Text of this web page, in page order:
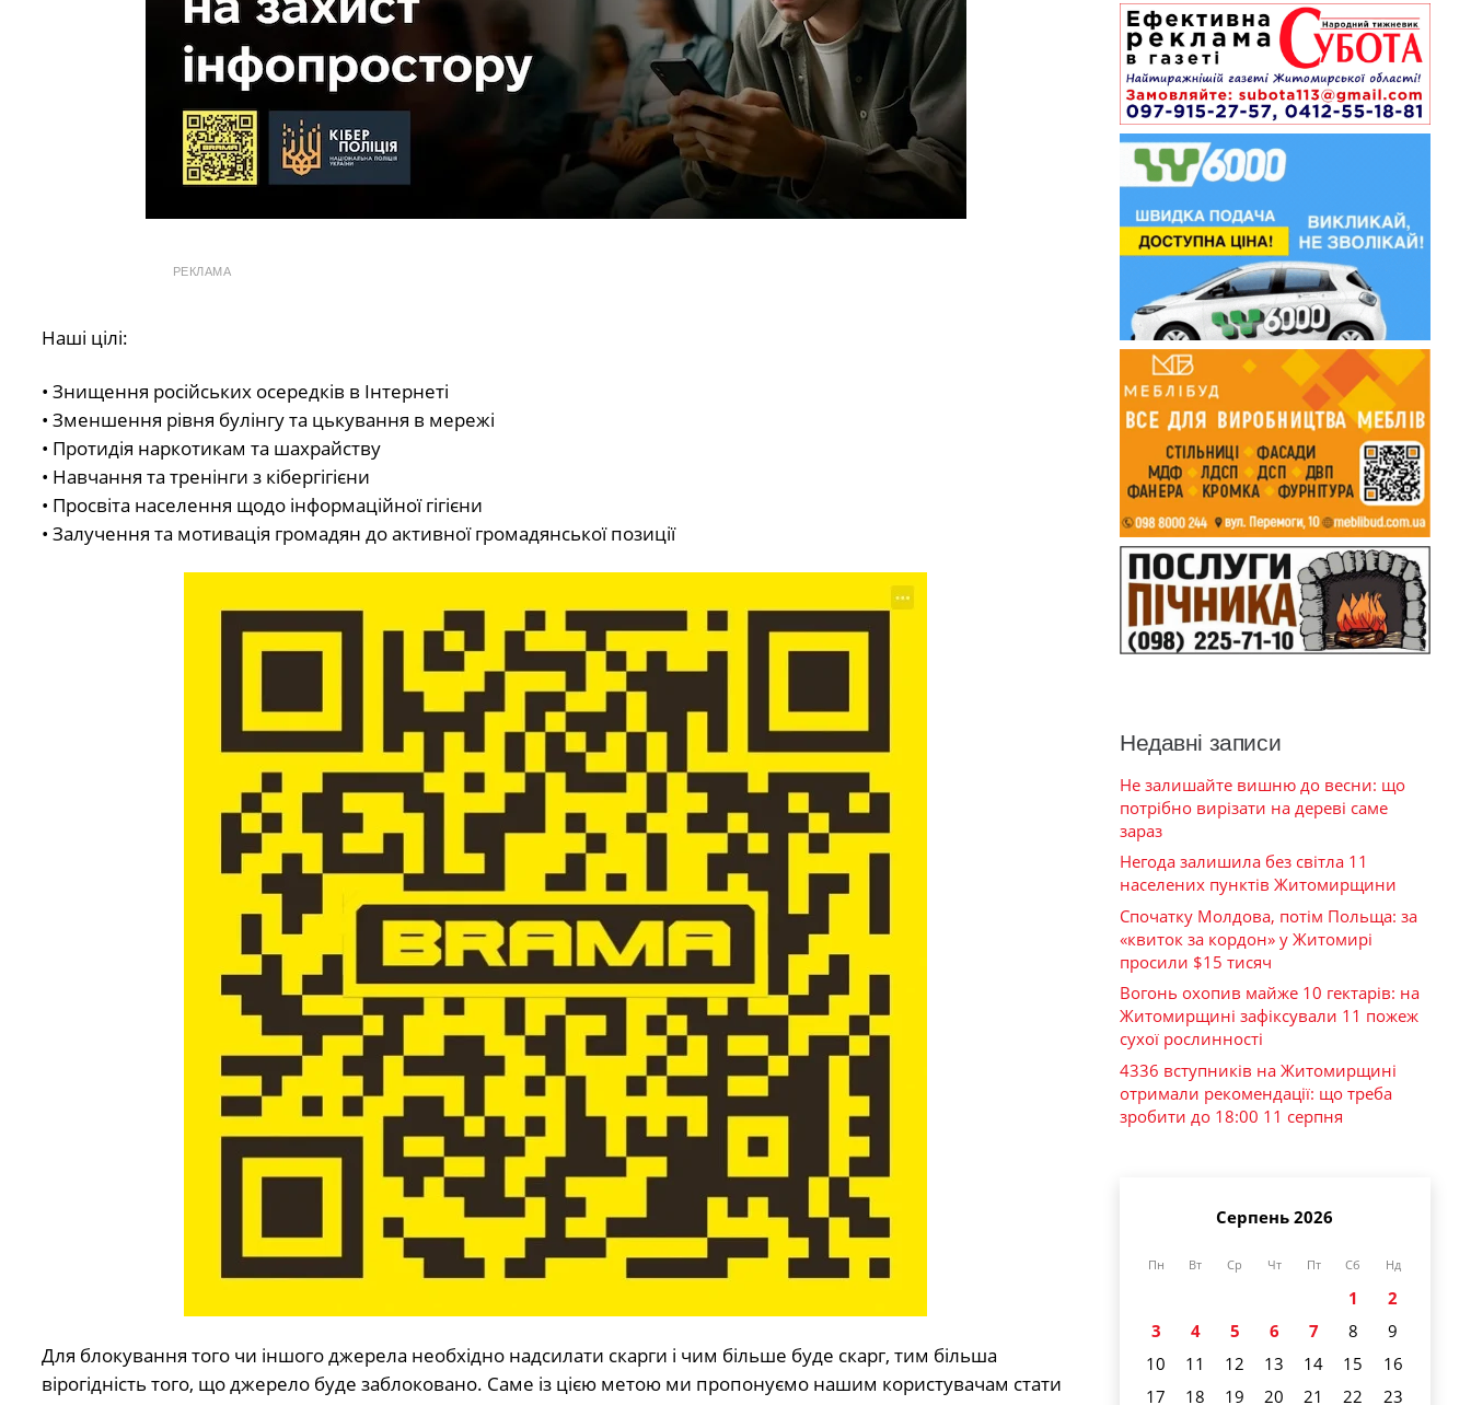
РЕКЛАМА
Наші цілі:
• Знищення російських осередків в Інтернеті
• Зменшення рівня булінгу та цькування в мережі
• Протидія наркотикам та шахрайству
• Навчання та тренінги з кібергігієни
• Просвіта населення щодо інформаційної гігієни
• Залучення та мотивація громадян до активної громадянської позиції
Для блокування того чи іншого джерела необхідно надсилати скарги і чим більше буде скарг, тим більша
вірогідність того, що джерело буде заблоковано. Саме із цією метою ми пропонуємо нашим користувачам стати
Недавні записи
Не залишайте вишню до весни: що
потрібно вирізати на дереві саме
зараз
Негода залишила без світла 11
населених пунктів Житомирщини
Спочатку Молдова, потім Польща: за
«квиток за кордон» у Житомирі
просили $15 тисяч
Вогонь охопив майже 10 гектарів: на
Житомирщині зафіксували 11 пожеж
сухої рослинності
4336 вступників на Житомирщині
отримали рекомендації: що треба
зробити до 18:00 11 серпня
Серпень 2026
Пн Вт Ср Чт Пт Сб Нд
1
2
3
4 5 6 7 8
9
10
11 12 13 14 15
16
17
18 19 20 21 22
23